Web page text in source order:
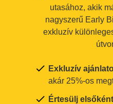
utasához, akik
nagyszerű Early
exkluzív
Exkluzív
akár 25%-os
Értesülj